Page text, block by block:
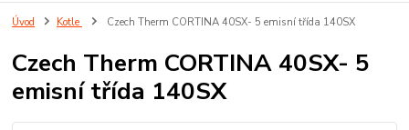
Úvod Kotle Czech Therm CORTINA 40SX- 5 emisní třída 140SX
Czech Therm CORTINA 40SX- 5
emisní třída 140SX